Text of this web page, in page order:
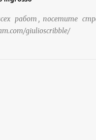
работ , посетите
giulioscribble/